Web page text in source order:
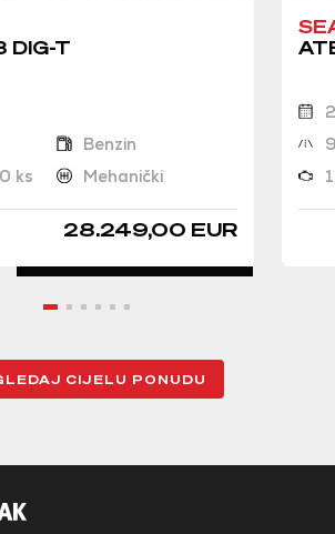
DIG-T
Benzin
ks
Mehanički
28.249,00 EUR
CIJELU PONUDU